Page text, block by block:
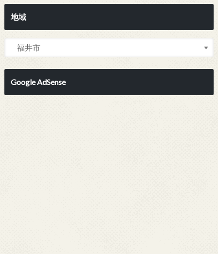
地域
Google AdSense